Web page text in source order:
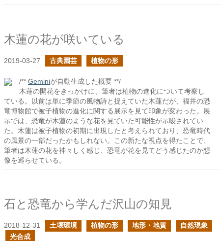
木蓮の花が咲いている
2019-03-27 古典園芸 植物の形
/** Geminiが自動生成した概要 **/
木蓮の開花をきっかけに、筆者は植物の進化について考察し
ている。以前は単に季節の風物詩と捉えていた木蓮だが、福井の恐
竜博物館で被子植物の進化に関する展示を見て印象が変わった。展
示では、恐竜が木蓮のような花を見ていた可能性が示唆されてい
た。木蓮は被子植物の初期に出現したと考えられており、恐竜時代
の風景の一部だったかもしれない。この新たな視点を得たことで、
筆者は木蓮の花を神々しく感じ、恐竜が花を見てどう感じたのか想
像を巡らせている。
石と恐竜から学んだ沢山の知見
2018-12-31 土壌環境 植物の形 地形・地質
自然現象
光合成